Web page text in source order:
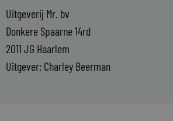
Uitgeverij Mr. bv
Donkere Spaarne 14rd
2011 JG Haarlem
Uitgever: Charley Beerman